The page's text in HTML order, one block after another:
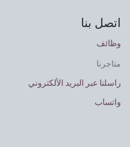
اتصل بنا
وظائف
متاجرنا
راسلنا عبر البريد الألكتروني
واتساب